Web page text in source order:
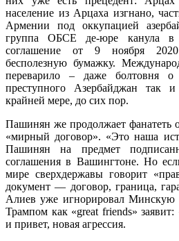
население из Арцаха изгнано,
Армении под оккупацией
группа ОБСЕ де-юре канула в
соглашение от 9 ноября
бесполезную бумажку.
переварило – даже болтовня
преступного Азербайджан так
крайней мере, до сих пор.
Пашинян же продолжает фанатеть
«мирный договор». «Это наша
Пашинян на предмет
соглашения в Вашингтоне. Но
мире сверхдержавы говорит
документ — договор, граница,
Алиев уже игнорировал Минскую
Трампом как «great friends»
и привет, новая агрессия.